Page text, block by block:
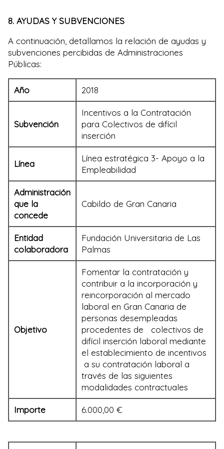
8. AYUDAS Y SUBVENCIONES
A continuación, detallamos la relación de ayudas y
subvenciones percibidas de Administraciones
Públicas:
Año 2018
Subvención
Incentivos a la Contratación
para Colectivos de difícil
inserción
Línea
Línea estratégica 3- Apoyo a la
Empleabilidad
Administración
que la
concede
Cabildo de Gran Canaria
Entidad
colaboradora
Fundación Universitaria de Las
Palmas
Objetivo
Fomentar la contratación y
contribuir a la incorporación y
reincorporación al mercado
laboral en Gran Canaria de
personas desempleadas
procedentes de colectivos de
difícil inserción laboral mediante
el establecimiento de incentivos
a su contratación laboral a
través de las siguientes
modalidades contractuales
Importe 6.000,00 €